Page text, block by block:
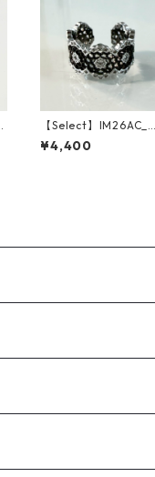
【Select】IM26AC_R
G046/ See-through
Stone Ring（Silver/B
¥4,400